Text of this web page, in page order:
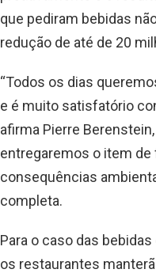
que pediram bebidas
redução de até de 20
“Todos os dias
e é muito satisfatório
afirma Pierre
entregaremos o item
consequências
completa.
Para o caso das
os restaurantes